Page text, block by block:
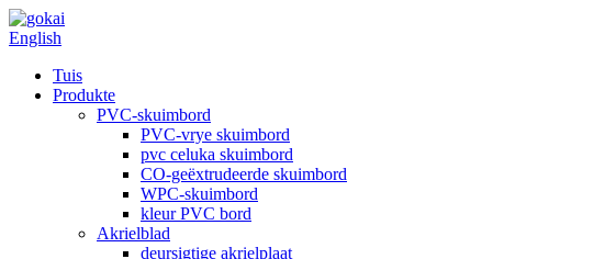
English
Tuis
Produkte
PVC-skuimbord
PVC-vrye skuimbord
pvc celuka skuimbord
CO-geëxtrudeerde skuimbord
WPC-skuimbord
kleur PVC bord
Akrielblad
deursigtige akrielplaat